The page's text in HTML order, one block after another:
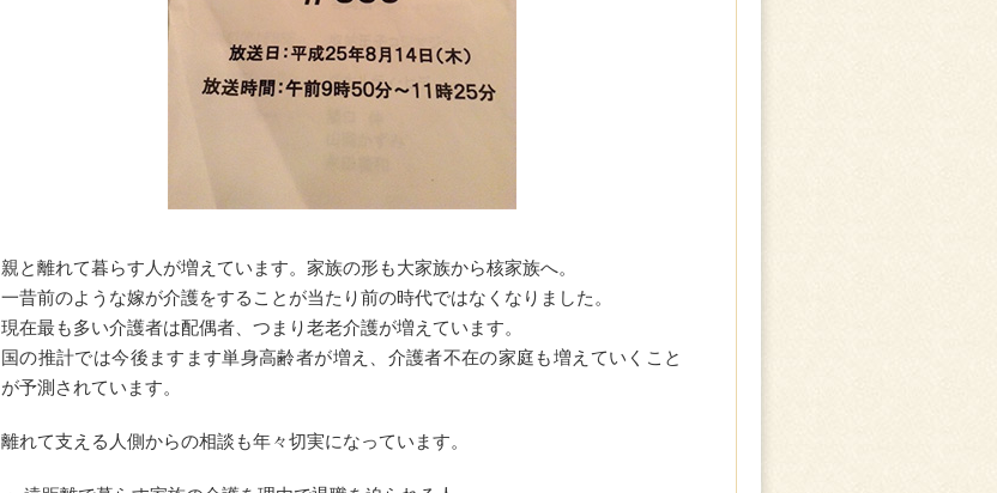
親と離れて暮らす人が増えています。家族の形も大家族から核家族へ。
一昔前のような嫁が介護をすることが当たり前の時代ではなくなりました。
現在最も多い介護者は配偶者、つまり老老介護が増えています。
国の推計では今後ますます単身高齢者が増え、介護者不在の家庭も増えていくこと
が予測されています。
離れて支える人側からの相談も年々切実になっています。